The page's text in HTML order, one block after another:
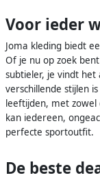
Voor ieder
Joma kleding biedt
Of je nu op zoek
subtieler, je vindt het
verschillende stijlen
leeftijden, met zowel
kan iedereen,
perfecte sportoutfit.
De beste